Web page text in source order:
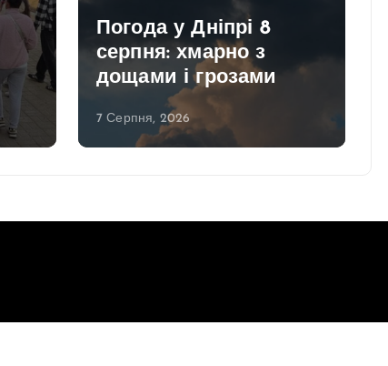
Погода у Дніпрі 8
серпня: хмарно з
дощами і грозами
7 Серпня, 2026